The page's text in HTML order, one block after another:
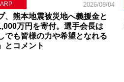
2026/08/04
、熊本地震被災地へ義援金と
万円を寄付。選手会長は
でも皆様の力や希望となれる
とコメント